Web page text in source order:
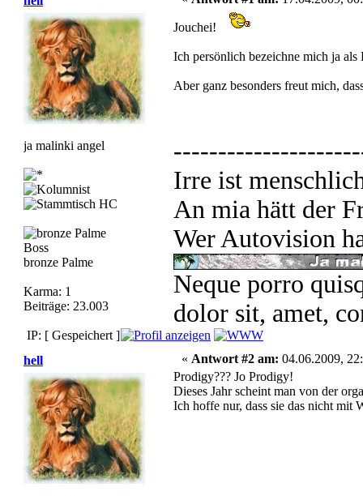
ja malinki angel
Boss
bronze Palme
Karma: 1
Beiträge: 23.003
Jouchei!
Ich persönlich bezeichne mich ja
Aber ganz besonders freut mich,
Irre ist
An mia hätt der
Wer Autovision
Neque porro
dolor sit, amet,
IP: [ Gespeichert ]
hell
« Antwort #2 am: 04.06.2009,
Prodigy??? Jo Prodigy!
Dieses Jahr scheint man von der
Ich hoffe nur, dass sie das nicht mit